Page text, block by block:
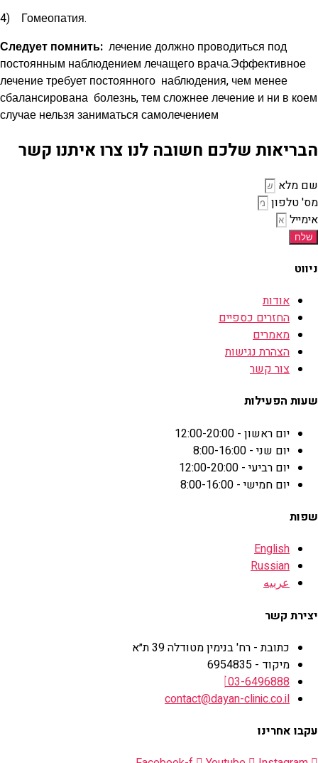
4) Гомеопатия.
Следует помнить: лечение должно проводиться под
постоянным наблюдением лечащего врача.Эффективное
лечение требует постоянного наблюдения, чем менее
сбалансирована болезнь, тем сложнее лечение и ни в коем
случае нельзя заниматься самолечением
הבריאות שלכם חשובה לנו צרו איתנו קשר
שם מלא
מס' טלפון
אימייל
שלח
ניווט
אודות
החזרים כספיים
מאמרים
הצהרת נגישות
צור קשר
שעות הפעילות
יום ראשון - 12:00-20:00
יום שני - 8:00-16:00
יום רביעי - 12:00-20:00
יום חמישי - 8:00-16:00
שפות
English
Russian
عربيه
יצירת קשר
כתובת - רח' בנימין מטודלה 39 ת״א
מיקוד - 6954835
03-6496888
contact@dayan-clinic.co.il
עקבו אחרינו